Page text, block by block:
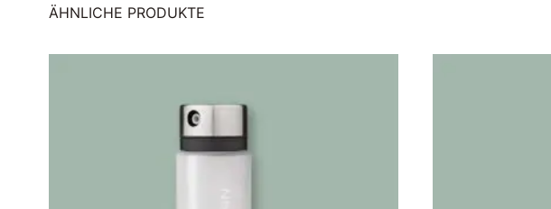
ÄHNLICHE PRODUKTE